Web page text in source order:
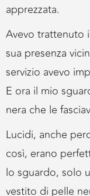
apprezzata.
Avevo trattenuto
sua presenza
servizio avevo
E ora il mio
nera che le
Lucidi, anche
così, erano
lo sguardo, solo
vestito di pelle